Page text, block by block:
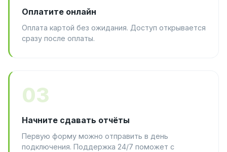
Оплатите онлайн
Оплата картой без ожидания. Доступ открывается
сразу после оплаты.
03
Начните сдавать отчёты
Первую форму можно отправить в день
подключения. Поддержка 24/7 поможет с